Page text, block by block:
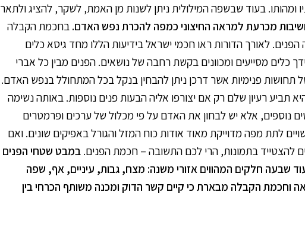
ומהותו. בעוד שבשפה המילולית ניתן לשנות מן האמת, לשקר, להציג ולתאר
מכרעת למראה החיצוני כמפה להכרת נפש האדם. בחכמת הקבלה
הפנים. לאורך הדורות ראו חכמי ישראל בידיעות הללו מחד גיסא כלים
מסייעים ומכוונים בקשת רחבה של נושאים. הפנים מבין כל אברי
פנימיות אשר דרכן ניתן להבחין בנקל בכל המתחולל בנפש האדם.
רעיון שלם רק אם יצורפו אליה הבעות פנים נוספות. באותה נשימה
נוספים, אלא יש לבחון את האדם על פי מכלול של ערכים ופרמטרים
לתת מפה מדוייקת מאוד אודות כוח המזל והגורל באפיקים שונים. ואם
להצטייד בתמונות, הרי לכם התשובה – חכמת הפנים. במבט שטחי הפנים
שבעה חלקים המהווים אזורי משנה: מצח, גבות, עיניים, אף, שפה
7 מייצג את החלק הרוחני בבריאה וחכמת הקבלה מבארת כי קיים קשר הדוק ומכנה משותף הכרחי בין